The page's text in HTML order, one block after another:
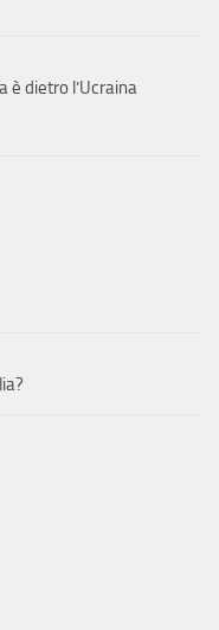
è dietro l’Ucraina